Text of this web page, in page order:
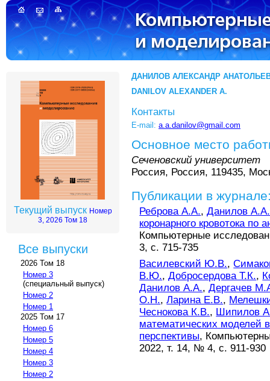
Текущий выпуск Номер
3, 2026 Том 18
Все выпуски
2026 Том 18
Номер 3
(специальный выпуск)
Номер 2
Номер 1
2025 Том 17
Номер 6
Номер 5
Номер 4
Номер 3
Номер 2
ДАНИЛОВ АЛЕКСАНДР
DANILOV ALEXANDER A.
Контакты
E-mail: a.a.danilov@gmail.com
Основное место
Сеченовский университет
Россия, Россия, 119435,
Публикации в
Реброва А.А.,Данилов А.А.
коронарного кровотока по
Компьютерные
3, с. 715-735
Василевский Ю.В.,
В.Ю.,Добросердова Т.К.,
Данилов А.А.,Дергачев
О.Н.,Ларина Е.В.,
Чеснокова К.В., Шипилов
математических моделей
перспективы,
2022, т. 14, № 4, с. 911-930